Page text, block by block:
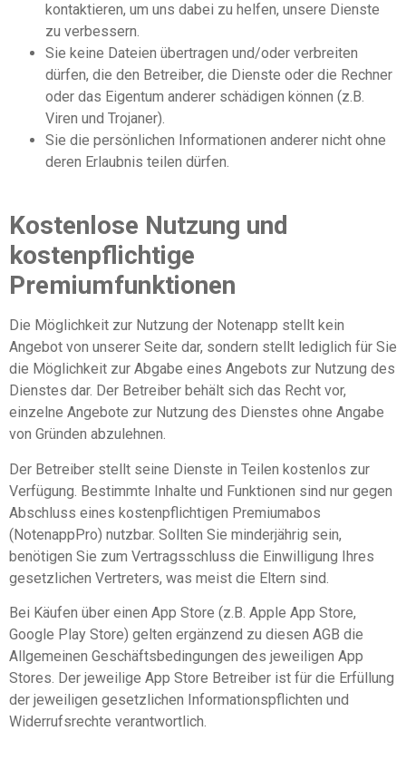
kontaktieren, um uns dabei zu helfen, unsere Dienste
zu verbessern.
Sie keine Dateien übertragen und/oder verbreiten
dürfen, die den Betreiber, die Dienste oder die Rechner
oder das Eigentum anderer schädigen können (z.B.
Viren und Trojaner).
Sie die persönlichen Informationen anderer nicht ohne
deren Erlaubnis teilen dürfen.
Kostenlose Nutzung und
kostenpflichtige
Premiumfunktionen
Die Möglichkeit zur Nutzung der Notenapp stellt kein
Angebot von unserer Seite dar, sondern stellt lediglich für Sie
die Möglichkeit zur Abgabe eines Angebots zur Nutzung des
Dienstes dar. Der Betreiber behält sich das Recht vor,
einzelne Angebote zur Nutzung des Dienstes ohne Angabe
von Gründen abzulehnen.
Der Betreiber stellt seine Dienste in Teilen kostenlos zur
Verfügung. Bestimmte Inhalte und Funktionen sind nur gegen
Abschluss eines kostenpflichtigen Premiumabos
(NotenappPro) nutzbar. Sollten Sie minderjährig sein,
benötigen Sie zum Vertragsschluss die Einwilligung Ihres
gesetzlichen Vertreters, was meist die Eltern sind.
Bei Käufen über einen App Store (z.B. Apple App Store,
Google Play Store) gelten ergänzend zu diesen AGB die
Allgemeinen Geschäftsbedingungen des jeweiligen App
Stores. Der jeweilige App Store Betreiber ist für die Erfüllung
der jeweiligen gesetzlichen Informationspflichten und
Widerrufsrechte verantwortlich.